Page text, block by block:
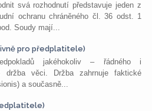
svá rozhodnutí představuje jeden z
ochranu chráněného čl. 36 odst. 1
Soudy mají...
pro předplatitele)
jakéhokoliv – řádného i
držba věci. Držba zahrnuje faktické
a současně...